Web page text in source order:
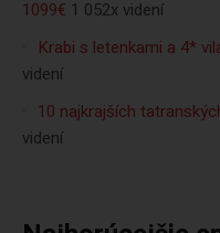
1099€ 1 052x videní
Krabi s letenkami a 4*
videní
10 najkrajších
videní